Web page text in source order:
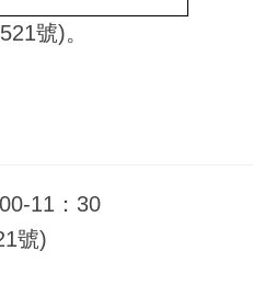
號)。
11：30
號)